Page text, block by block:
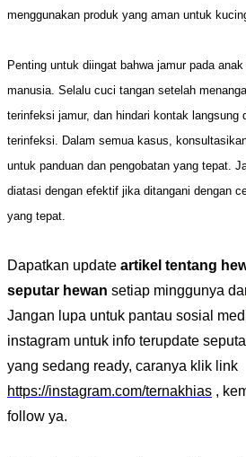
menggunakan produk yang aman untuk
Penting untuk diingat bahwa jamur pada
manusia. Selalu cuci tangan setelah
terinfeksi jamur, dan hindari kontak langsung
terinfeksi. Dalam semua kasus,
untuk panduan dan pengobatan yang tepat.
diatasi dengan efektif jika ditangani dengan
yang tepat.
Dapatkan update artikel tentang
seputar hewan setiap minggunya
Jangan lupa untuk pantau sosial
instagram untuk info terupdate
yang sedang ready, caranya klik link
https://instagram.com/ternakhias ,
follow ya.